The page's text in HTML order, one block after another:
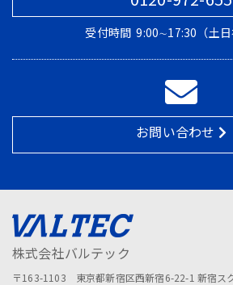
受付時間 9:00∼17:30（土日
お問い合わせ
株式会社バルテック
〒163-1103 東京都新宿区西新宿6-22-1 新宿ス